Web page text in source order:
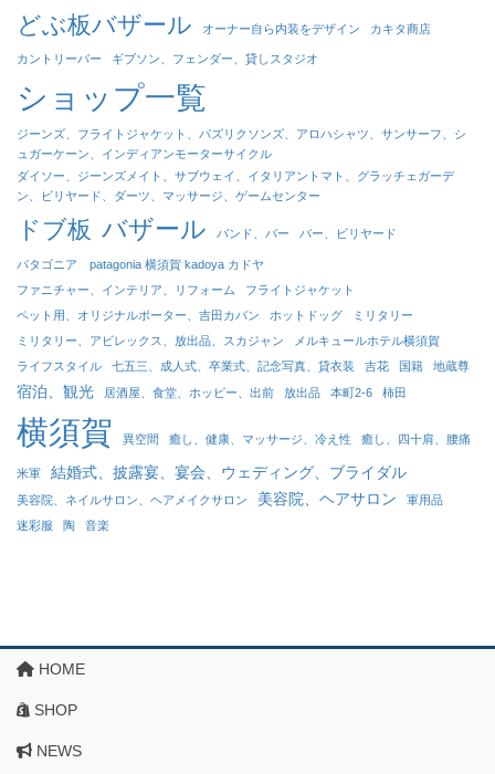
どぶ板バザール
オーナー自ら内装をデザイン カキタ商店
カントリーバー ギブソン、フェンダー、貸しスタジオ
ショップ一覧
ジーンズ、フライトジャケット、パズリクソンズ、アロハシャツ、サンサーフ、シ
ュガーケーン、インディアンモーターサイクル
ダイソー、ジーンズメイト、サブウェイ、イタリアントマト、グラッチェガーデ
ン、ビリヤード、ダーツ、マッサージ、ゲームセンター
ドブ板 バザール バンド、バー バー、ビリヤード
パタゴニア patagonia 横須賀 kadoya カドヤ
ファニチャー、インテリア、リフォーム
フライトジャケット
ペット用、オリジナルポーター、吉田カバン
ホットドッグ
ミリタリー
ミリタリー、アビレックス、放出品、スカジャン
メルキュールホテル横須賀
ライフスタイル
七五三、成人式、卒業式、記念写真、貸衣装 吉花 国籍 地蔵尊
宿泊、観光 居酒屋、食堂、ホッピー、出前 放出品 本町2-6 柿田
横須賀 異空間 癒し、健康、マッサージ、冷え性 癒し、四十肩、腰痛
米軍 結婚式、披露宴、宴会、ウェディング、ブライダル
美容院、ネイルサロン、ヘアメイクサロン 美容院、ヘアサロン
軍用品
迷彩服
陶 音楽
HOME
SHOP
NEWS